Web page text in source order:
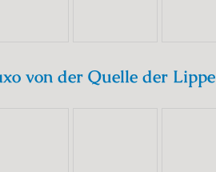
von der Quelle der Lippe